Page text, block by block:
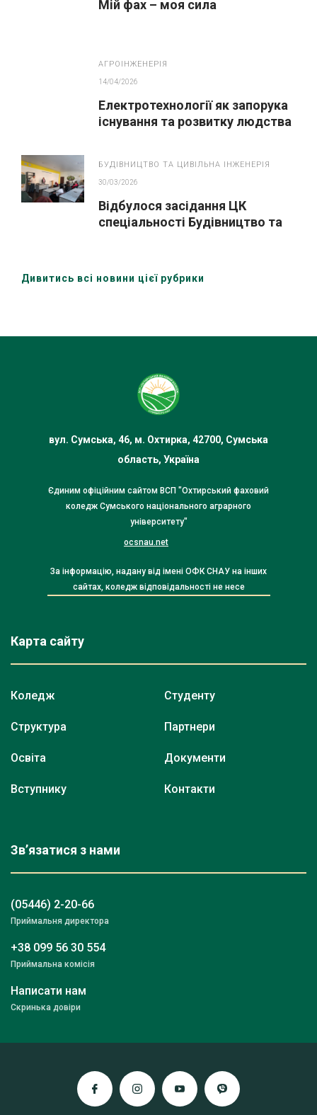
Мій фах – моя сила
АГРОІНЖЕНЕРІЯ
14/04/2026
Електротехнології як запорука
існування та розвитку людства
БУДІВНИЦТВО ТА ЦИВІЛЬНА ІНЖЕНЕРІЯ
30/03/2026
Відбулося засідання ЦК
спеціальності Будівництво та
стейкхолдерів
Дивитись всі новини цієї рубрики
вул. Сумська, 46, м. Охтирка, 42700, Сумська
область, Україна
Єдиним офіційним сайтом ВСП "Охтирський фаховий
коледж Сумського національного аграрного
університету"
ocsnau.net
За інформацію, надану від імені ОФК СНАУ на інших
сайтах, коледж відповідальності не несе
Карта сайту
Коледж
Структура
Освіта
Вступнику
Студенту
Партнери
Документи
Контакти
Зв’язатися з нами
(05446) 2-20-66
Приймальня директора
+38 099 56 30 554
Приймальна комісія
Написати нам
Скринька довіри